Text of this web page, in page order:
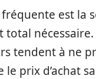
est la
nécessaire.
tendent à ne
le prix d’achat